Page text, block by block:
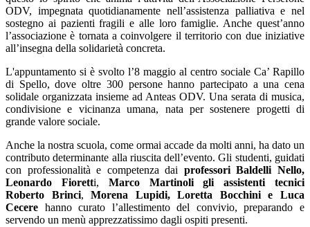
ODV, impegnata quotidianamente nell’assistenza palliativa e nel
sostegno ai pazienti fragili e alle loro famiglie. Anche quest’anno
l’associazione è tornata a coinvolgere il territorio con due iniziative
all’insegna della solidarietà concreta.
L'appuntamento si è svolto l’8 maggio al centro sociale Ca’ Rapillo
di Spello, dove oltre 300 persone hanno partecipato a una cena
solidale organizzata insieme ad Anteas ODV. Una serata di musica,
condivisione e vicinanza umana, nata per sostenere progetti di
grande valore sociale.
Anche la nostra scuola, come ormai accade da molti anni, ha dato un
contributo determinante alla riuscita dell’evento. Gli studenti, guidati
con professionalità e competenza dai professori Baldelli Nello,
Leonardo Fioretti, Marco Martinoli gliassistenti tecnici
Roberto Brinci,Morena Lupidi, Loretta Bocchini e Luca
Cecere hanno curato l’allestimento del convivio, preparando e
servendo un menù apprezzatissimo dagli ospiti presenti.